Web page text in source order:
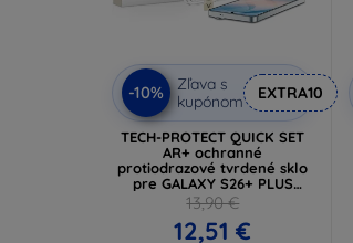
-10%
Zľava s
kupónom
EXTRA10
TECH-PROTECT QUICK SET
AR+ ochranné
protiodrazové tvrdené sklo
pre GALAXY S26+ PLUS
čierne (5906302390854)
13,90 €
12,51 €